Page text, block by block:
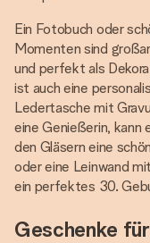
Ein Fotobuch oder
Momenten sind
und perfekt als
ist auch eine
Ledertasche mit
eine Genießerin, kann
den Gläsern eine
oder eine Leinwand
ein perfektes 30.
Geschenke